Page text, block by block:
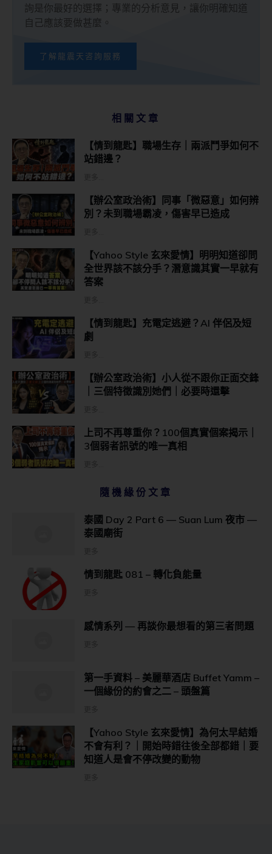
詢是你最好的選擇；專業的分析意見，讓你明確知道
自己應該要做甚麼。
了解龍震天咨詢服務
相關文章
【情到龍匙】職場生存｜兩派鬥爭如何不
站錯邊？
【辦公室政治術】同事「微惡意」如何辨
別？未到職場霸凌，傷害早已造成
【Yahoo Style 玄來愛情】明明知道卻問
全世界該不該分手？潛意識其實一早就有
答案
【情到龍匙】充電定逃避？AI 伴侶及短
劇
【辦公室政治術】小人從不跟你正面交鋒
｜三個特徵識別她們｜必要時還擊
上司不再尊重你？100個真實個案揭示｜
3個弱者訊號的唯一真相
隨機緣份文章
泰國 Day 2 Part 6 — Suan Lum 夜市 —
泰國廟街
情到龍匙 081 – 轉化負能量
感情系列 — 再談你最想看的第三者問題
第一手資料 – 美麗華酒店 Buffet Yamm –
一個緣份的約會之二 – 頭盤篇
【Yahoo Style 玄來愛情】為何太早結婚
不會有利？｜開始時錯往後全部都錯｜要
知道人是會不停改變的動物